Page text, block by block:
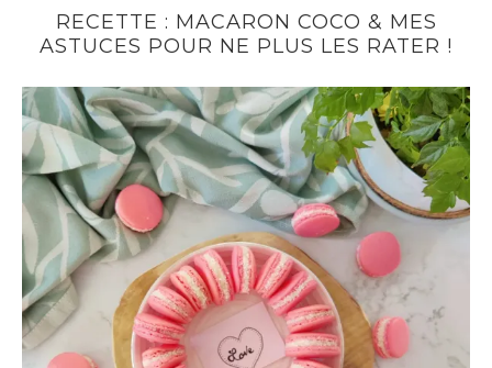
RECETTE : MACARON COCO & MES
ASTUCES POUR NE PLUS LES RATER !